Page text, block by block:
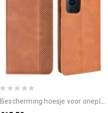
bescherming hoesje voor oneplus 9 pro folio-hoesje vintage gestileerd leereffect